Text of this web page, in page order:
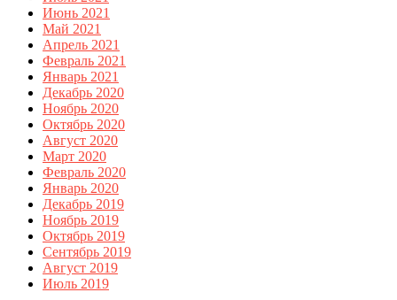
Июнь 2021
Май 2021
Апрель 2021
Февраль 2021
Январь 2021
Декабрь 2020
Ноябрь 2020
Октябрь 2020
Август 2020
Март 2020
Февраль 2020
Январь 2020
Декабрь 2019
Ноябрь 2019
Октябрь 2019
Сентябрь 2019
Август 2019
Июль 2019